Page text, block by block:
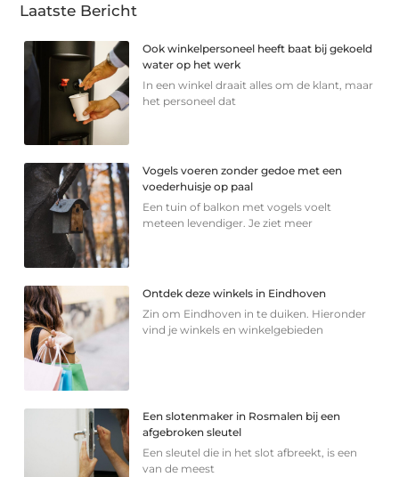
Laatste Bericht
Ook winkelpersoneel heeft baat bij gekoeld
water op het werk
In een winkel draait alles om de klant, maar
het personeel dat
Vogels voeren zonder gedoe met een
voederhuisje op paal
Een tuin of balkon met vogels voelt
meteen levendiger. Je ziet meer
Ontdek deze winkels in Eindhoven
Zin om Eindhoven in te duiken. Hieronder
vind je winkels en winkelgebieden
Een slotenmaker in Rosmalen bij een
afgebroken sleutel
Een sleutel die in het slot afbreekt, is een
van de meest